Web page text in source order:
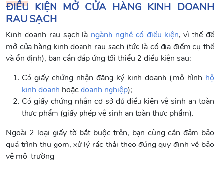
ĐIỀU KIỆN MỞ CỬA HÀNG KINH DOANH
RAU SẠCH
Kinh doanh rau sạch là ngành nghề có điều kiện, vì thế để
mở cửa hàng kinh doanh rau sạch (tức là có địa điểm cụ thể
và ổn định), bạn cần đáp ứng tối thiểu 2 điều kiện sau:
Có giấy chứng nhận đăng ký kinh doanh (mô hình hộ
kinh doanh hoặcdoanh nghiệp);
Có giấy chứng nhận cơ sở đủ điều kiện vệ sinh an toàn
thực phẩm (giấy phép vệ sinh an toàn thực phẩm).
Ngoài 2 loại giấy tờ bắt buộc trên, bạn cũng cần đảm bảo
quá trình thu gom, xử lý rác thải theo đúng quy định về bảo
vệ môi trường.